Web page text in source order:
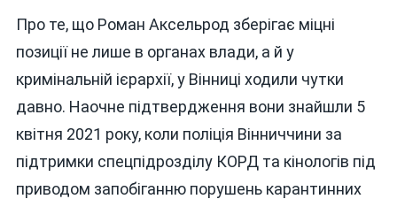
Про те, що Роман Аксельрод зберігає міцні
позиції не лише в органах влади, а й у
кримінальній ієрархії, у Вінниці ходили чутки
давно. Наочне підтвердження вони знайшли 5
квітня 2021 року, коли поліція Вінниччини за
підтримки спецпідрозділу КОРД та кінологів під
приводом запобіганню порушень карантинних